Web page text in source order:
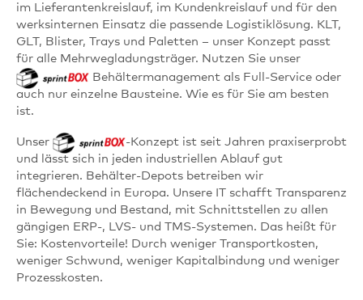
im Lieferantenkreislauf, im Kundenkreislauf und für den
werksinternen Einsatz die passende Logistiklösung. KLT,
GLT, Blister, Trays und Paletten – unser Konzept passt
für alle Mehrwegladungsträger. Nutzen Sie unser
Behältermanagement als Full-Service oder
auch nur einzelne Bausteine. Wie es für Sie am besten
ist.
Unser
-Konzept ist seit Jahren praxiserprobt
und lässt sich in jeden industriellen Ablauf gut
integrieren. Behälter-Depots betreiben wir
flächendeckend in Europa. Unsere IT schafft Transparenz
in Bewegung und Bestand, mit Schnittstellen zu allen
gängigen ERP-, LVS- und TMS-Systemen. Das heißt für
Sie: Kostenvorteile! Durch weniger Transportkosten,
weniger Schwund, weniger Kapitalbindung und weniger
Prozesskosten.